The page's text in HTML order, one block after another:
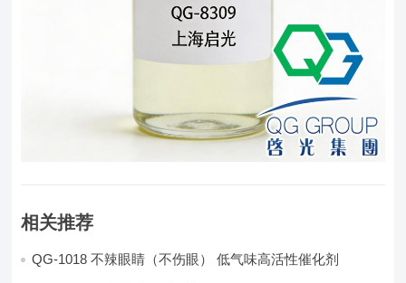
相关推荐
QG-1018 不辣眼睛（不伤眼） 低气味高活性催化剂